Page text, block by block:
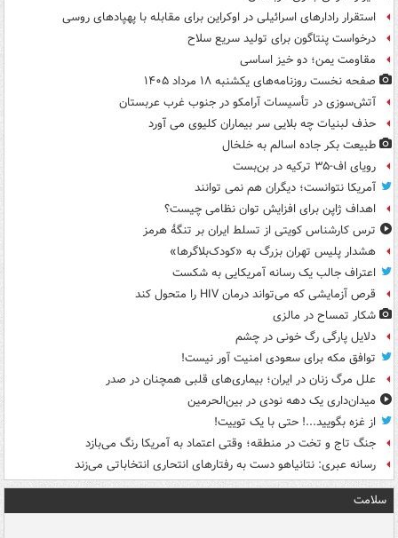
استقرار رادارهای اسرائیلی در اوکراین برای مقابله با پهپادهای روسی
درخواست پنتاگون برای تولید سریع سلاح
مقاومت یمن؛ دو خیز اساسی
صفحه نخست روزنامه‌های یکشنبه ۱۸ مرداد ۱۴۰۵
آتش‌سوزی در تأسیسات آرامکو در جنوب غرب عربستان
حذف لبنیات چه بلایی سر بیماران کلیوی می آورد
طبیعت بکر جاده اسالم به خلخال
رویای اف-۳۵ ترکیه در بن‌بست
آمریکا نتوانست؛ دیگران هم نمی توانند
اهداف ژاپن برای افزایش توان نظامی چیست؟
ترس کارشناس کویتی از تسلط ایران بر تنگۀ هرمز
هشدار پلیس تهران بزرگ به «کودک‌بلاگرها»
اعتراف جالب یک رسانه آمریکایی به شکست
قرص آزمایشی که می‌تواند درمان HIV را متحول کند
شکار تمساح در مالزی
دلایل پارگی رگ خونی در چشم
توافق مکه برای سعودی امنیت آور نیست!
علل مرگ زنان در ایران؛ بیماری‌های قلبی همچنان در صدر
میدان‌داری یک دهه نودی در بین‌الحرمین
از غزه بگویید...! حتی با یک توییت!
جنگ تاج و تخت در منطقه؛ وقتی اعتماد به آمریکا رنگ می‌بازد
رسانه عبری: نتانیاهو دست به رفتارهای انتحاری انتخاباتی می‌زند
سلامت